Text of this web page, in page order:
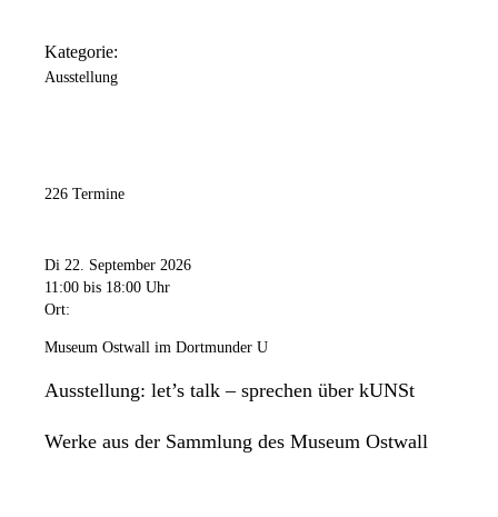
Kategorie:
Ausstellung
226 Termine
Di 22. September 2026
11:00 bis 18:00 Uhr
Ort:
Museum Ostwall im Dortmunder U
Ausstellung: let’s talk – sprechen über kUNSt
Werke aus der Sammlung des Museum Ostwall